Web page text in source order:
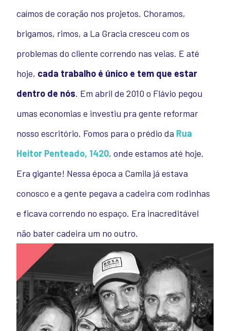
caímos de coração nos projetos. Choramos,
brigamos, rimos, a La Gracia cresceu com os
problemas do cliente correndo nas veias. E até
hoje, cada trabalho é único e tem que estar
dentro de nós. Em abril de 2010 o Flávio pegou
umas economias e investiu pra gente reformar
nosso escritório. Fomos para o prédio da Rua
Heitor Penteado, 1420, onde estamos até hoje.
Era gigante! Nessa época a Camila já estava
conosco e a gente pegava a cadeira com rodinhas
e ficava correndo no espaço. Era inacreditável
não bater cadeira um no outro.